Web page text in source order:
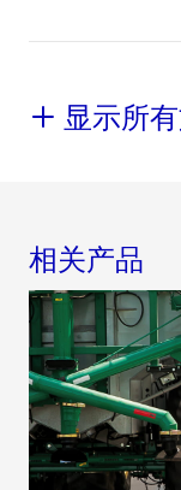
显示所
相关产品